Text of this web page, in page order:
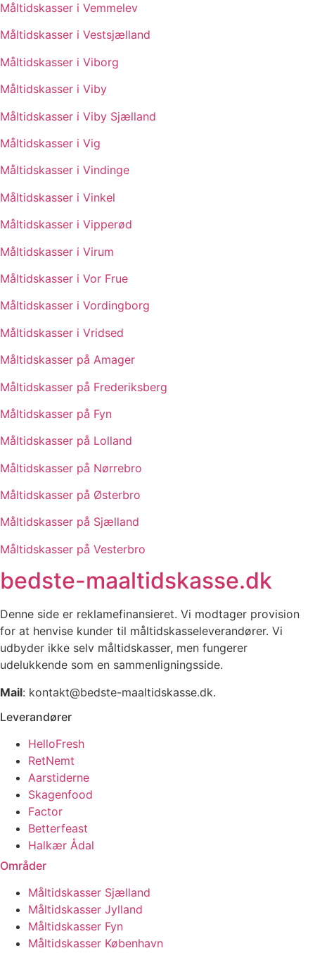
Måltidskasser i Vemmelev
Måltidskasser i Vestsjælland
Måltidskasser i Viborg
Måltidskasser i Viby
Måltidskasser i Viby Sjælland
Måltidskasser i Vig
Måltidskasser i Vindinge
Måltidskasser i Vinkel
Måltidskasser i Vipperød
Måltidskasser i Virum
Måltidskasser i Vor Frue
Måltidskasser i Vordingborg
Måltidskasser i Vridsed
Måltidskasser på Amager
Måltidskasser på Frederiksberg
Måltidskasser på Fyn
Måltidskasser på Lolland
Måltidskasser på Nørrebro
Måltidskasser på Østerbro
Måltidskasser på Sjælland
Måltidskasser på Vesterbro
bedste-maaltidskasse.dk
Denne side er reklamefinansieret. Vi modtager provision
for at henvise kunder til måltidskasseleverandører. Vi
udbyder ikke selv måltidskasser, men fungerer
udelukkende som en sammenligningsside.
Mail: kontakt@bedste-maaltidskasse.dk.
Leverandører
HelloFresh
RetNemt
Aarstiderne
Skagenfood
Factor
Betterfeast
Halkær Ådal
Områder
Måltidskasser Sjælland
Måltidskasser Jylland
Måltidskasser Fyn
Måltidskasser København